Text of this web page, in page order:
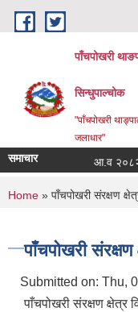
Skip to main content
पाँचपोखरी
सिन्धुपाल्चोक
"पाँचपोखरी
जलाधार"
समाचार आ.व २०८२/०८३
You are
Home » पाँचपोखरी संरक्षण
पाँचपोखरी संरक्षण
Submitted on: Thu,
पाँचपोखरी संरक्षण क्षेत्र